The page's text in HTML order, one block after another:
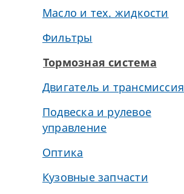
Масло и тех. жидкости
Фильтры
Тормозная система
Двигатель и трансмиссия
Подвеска и рулевое
управление
Оптика
Кузовные запчасти